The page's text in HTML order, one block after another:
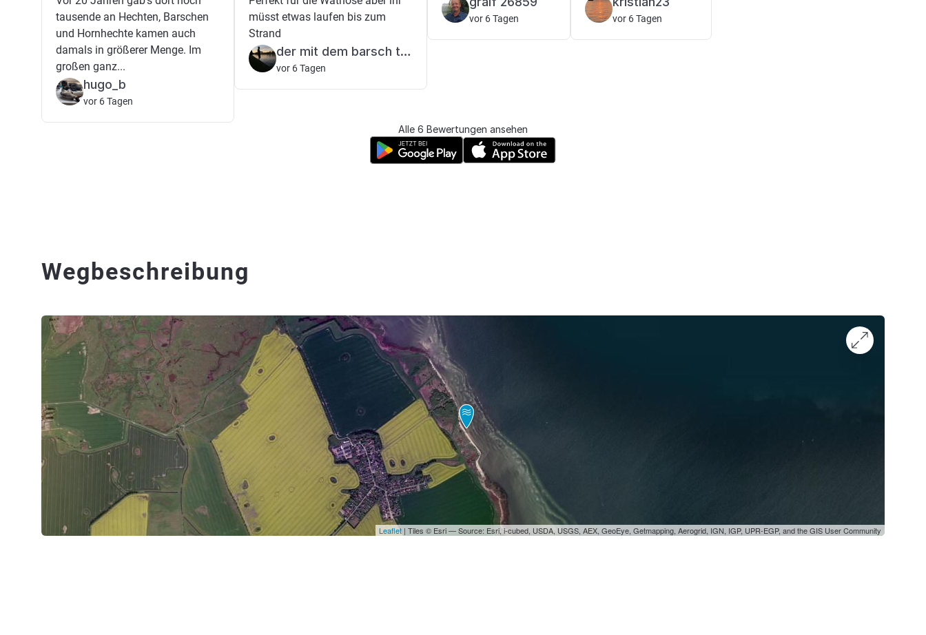
tausende an Hechten, Barschen
und Hornhechte kamen auch
damals in größerer Menge. Im
großen ganz...
hugo_b
vor 6 Tagen
müsst etwas laufen bis zum
Strand
der mit dem barsch tanzt
vor 6 Tagen
vor 6 Tagen vor 6 Tagen
Alle 6 Bewertungen ansehen
Wegbeschreibung
Leaflet | Tiles © Esri — Source: Esri, i-cubed, USDA, USGS, AEX, GeoEye, Getmapping, Aerogrid, IGN, IGP, UPR-EGP, and the GIS User Community